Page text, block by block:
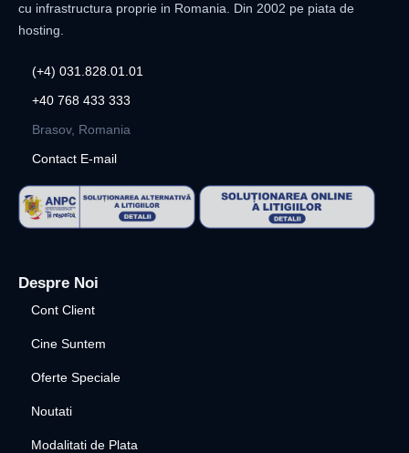
cu infrastructura proprie in Romania. Din 2002 pe piata de
hosting.
(+4) 031.828.01.01
+40 768 433 333
Brasov, Romania
Contact E-mail
Despre Noi
Cont Client
Cine Suntem
Oferte Speciale
Noutati
Modalitati de Plata